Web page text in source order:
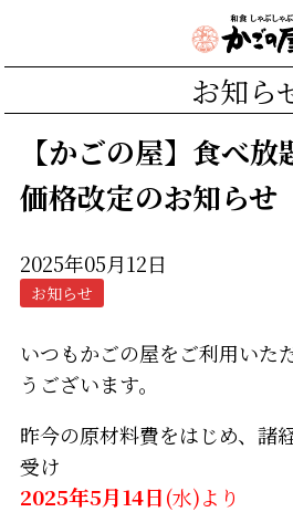
お知ら
【かごの屋】食べ
価格改定のお知らせ
2025年05月12日
お知らせ
いつもかごの屋をご利用いた
うございます。
昨今の原材料費をはじめ、諸
受け
2025年5月14日(水)より